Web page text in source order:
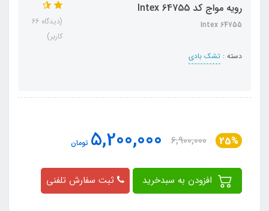
رویه مواج کد Intex 64755
Intex 64755
دسته : تشک بادی
(دیدگاه 66
کاربر)
25%
6,900,000
5,200,000 تومان
ثبت سفارش تلفنی